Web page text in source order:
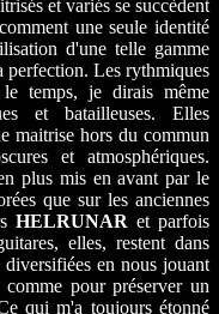
et variés se succèdent
une seule identité
d'une telle gamme
perfection. Les rythmiques
le temps, je dirais même
et batailleuses. Elles
maitrise hors du commun
et atmosphériques.
plus mis en avant par le
que sur les anciennes
HELRUNAR et parfois
elles, restent dans
diversifiées en nous jouant
pour préserver un
qui m'a toujours étonné